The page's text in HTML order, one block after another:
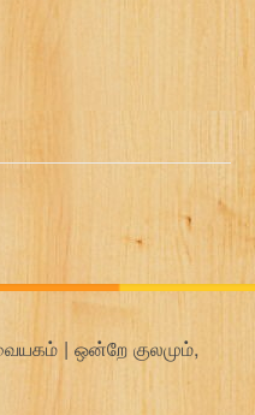
| ஒன்றே குலமும்,